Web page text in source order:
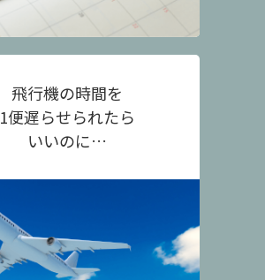
飛行機の時間を
1便遅らせられたら
いいのに…